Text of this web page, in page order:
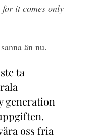
it comes only
än nu.
ta
generation
oss fria